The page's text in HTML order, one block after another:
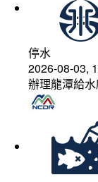
停水
2026-08-03,
辦理龍潭給